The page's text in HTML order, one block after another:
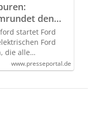
den
Explorer
startet Ford
Ford
die alle…
www.presseportal.de